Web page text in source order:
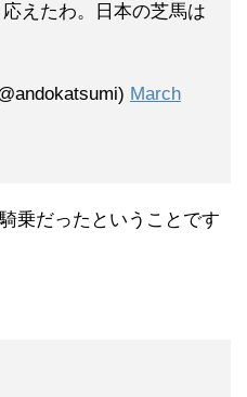
えたわ。日本の芝馬は
March
乗だったということです